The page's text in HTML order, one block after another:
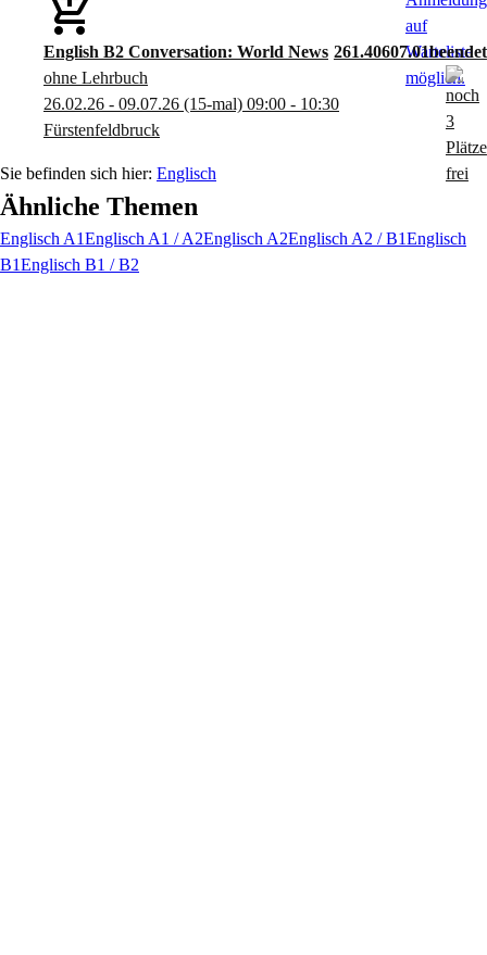
English B2 Conversation: World News 261.40607.01
ohne Lehrbuch
26.02.26 - 09.07.26 (15-mal) 09:00 - 10:30
Fürstenfeldbruck
Englisch
Ähnliche Themen
Englisch A1Englisch A1 / A2Englisch A2Englisch A2 / B1Englisch
B1Englisch B1 / B2